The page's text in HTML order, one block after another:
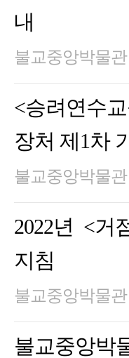
내
불교중앙박물관
<승려연수
장처 제1차
불교중앙박물관
2022년 <거
지침
불교중앙박물관
불교중앙박